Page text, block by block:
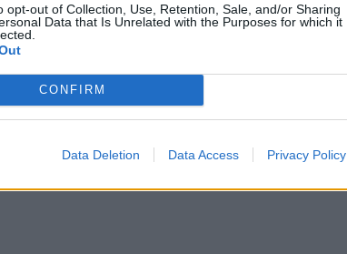
opt-out of Collection, Use, Retention, Sale, and/or Sharing
Data that Is Unrelated with the Purposes for which it
CONFIRM
Data Deletion Data Access Privacy Policy